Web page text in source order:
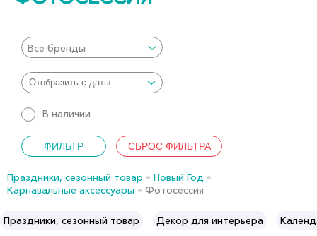
Все бренды
В наличии
Праздники, сезонный товар
Новый Год
Карнавальные аксессуары
Фотосессия
Праздники, сезонный товар Декор для интерьера